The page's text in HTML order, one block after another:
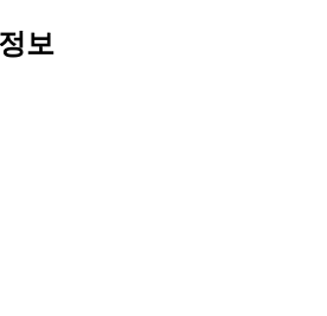
보